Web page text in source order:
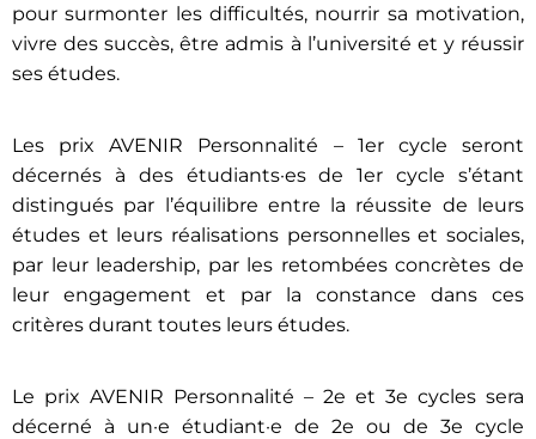
pour surmonter les difficultés, nourrir sa motivation,
vivre des succès, être admis à l’université et y réussir
ses études.
Les prix AVENIR Personnalité – 1er cycle seront
décernés à des étudiants·es de 1er cycle s’étant
distingués par l’équilibre entre la réussite de leurs
études et leurs réalisations personnelles et sociales,
par leur leadership, par les retombées concrètes de
leur engagement et par la constance dans ces
critères durant toutes leurs études.
Le prix AVENIR Personnalité – 2e et 3e cycles sera
décerné à un·e étudiant·e de 2e ou de 3e cycle